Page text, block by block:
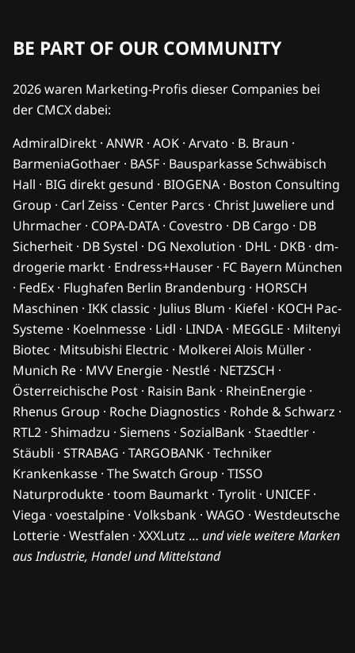
BE PART OF OUR COMMUNITY
2026 waren Marketing-Profis dieser Companies bei
der CMCX dabei:
AdmiralDirekt · ANWR · AOK · Arvato · B. Braun ·
BarmeniaGothaer · BASF · Bausparkasse Schwäbisch
Hall · BIG direkt gesund · BIOGENA · Boston Consulting
Group · Carl Zeiss · Center Parcs · Christ Juweliere und
Uhrmacher · COPA-DATA · Covestro · DB Cargo · DB
Sicherheit · DB Systel · DG Nexolution · DHL · DKB · dm-
drogerie markt · Endress+Hauser · FC Bayern München
· FedEx · Flughafen Berlin Brandenburg · HORSCH
Maschinen · IKK classic · Julius Blum · Kiefel · KOCH Pac-
Systeme · Koelnmesse · Lidl · LINDA · MEGGLE · Miltenyi
Biotec · Mitsubishi Electric · Molkerei Alois Müller ·
Munich Re · MVV Energie · Nestlé · NETZSCH ·
Österreichische Post · Raisin Bank · RheinEnergie ·
Rhenus Group · Roche Diagnostics · Rohde & Schwarz ·
RTL2 · Shimadzu · Siemens · SozialBank · Staedtler ·
Stäubli · STRABAG · TARGOBANK · Techniker
Krankenkasse · The Swatch Group · TISSO
Naturprodukte · toom Baumarkt · Tyrolit · UNICEF ·
Viega · voestalpine · Volksbank · WAGO · Westdeutsche
Lotterie · Westfalen · XXXLutz … und viele weitere Marken
aus Industrie, Handel und Mittelstand